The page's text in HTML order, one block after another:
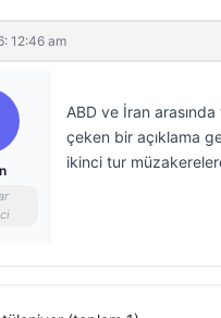
12:46 am
ABD ve İran arasında
çeken bir açıklama
ikinci tur